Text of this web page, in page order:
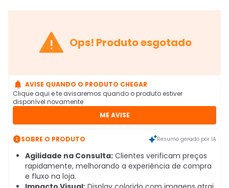
 Ops! Produto esgotado
 AVISE QUANDO O PRODUTO CHEGAR
Clique aqui e te avisaremos quando o produto estiver
disponível novamente
ME AVISE
SOBRE O PRODUTO Resumo gerado por IA
Agilidade na Consulta: Clientes verificam preços
rapidamente, melhorando a experiência de compra
e fluxo na loja.